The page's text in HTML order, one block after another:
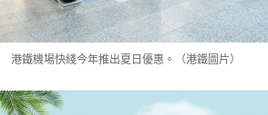
港鐵機場快綫今年推出夏日優惠。（港鐵圖片）